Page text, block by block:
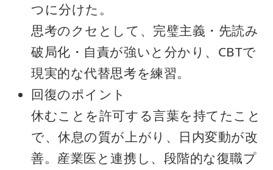
つに分けた。
思考のクセとして、完璧主義・先読み
破局化・自責が強いと分かり、CBTで
現実的な代替思考を練習。
回復のポイント
休むことを許可する言葉を持てたこと
で、休息の質が上がり、日内変動が改
善。産業医と連携し、段階的な復職プ